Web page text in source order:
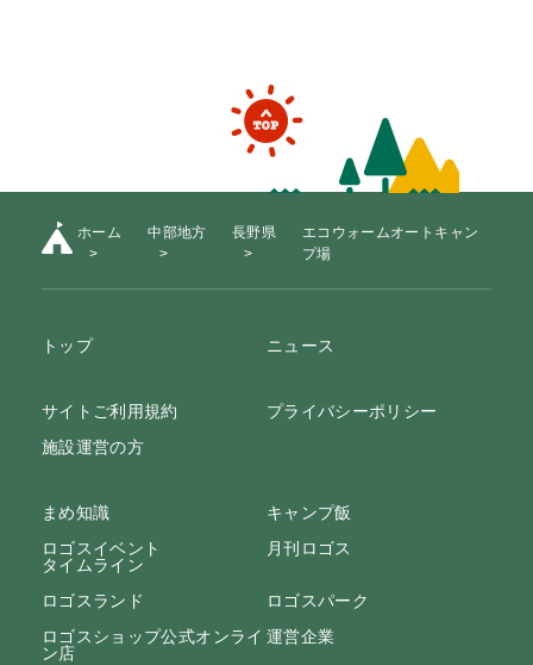
ホーム 中部地方 長野県
エコウォームオートキャン
プ場
トップ ニュース
サイトご利用規約
プライバシーポリシー
施設運営の方
まめ知識
キャンプ飯
ロゴスイベント
タイムライン
月刊ロゴス
ロゴスランド
ロゴスパーク
ロゴスショップ公式オンライ
ン店
運営企業